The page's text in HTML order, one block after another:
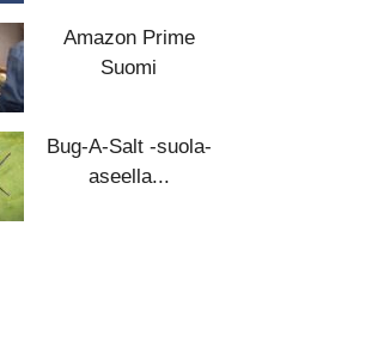
Amazon Prime
Suomi
Bug-A-Salt -suola-
aseella...